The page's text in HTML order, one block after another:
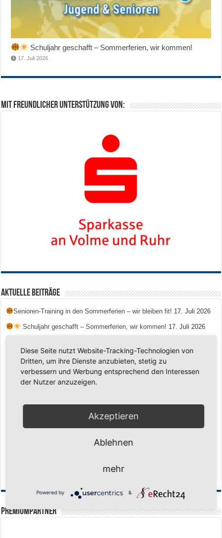
Schuljahr geschafft – Sommerferien, wir kommen!
17. Juli 2026
Mit freundlicher Unterstützung von:
Aktuelle Beiträge
Senioren-Training in den Sommerferien – wir bleiben fit! 17. Juli 2026
Schuljahr geschafft – Sommerferien, wir kommen! 17. Juli 2026
Reise nach Berlin – 4 Talente aus Hagener Vereinen mit dem WBV
unterwegs 18. Juni 2026
Saison 2026/2027 Trainingszeiten Jugend
Historischer Triumph in Langen: Ü45 krönt sich zum fünften Mal in Folge
11. Mai 2026
PREMIUMPARTNER
Diese Seite nutzt Website-Tracking-Technologien von
Dritten, um ihre Dienste anzubieten, stetig zu
verbessern und Werbung entsprechend den Interessen
der Nutzer anzuzeigen.
Akzeptieren
Ablehnen
mehr
Powered by &